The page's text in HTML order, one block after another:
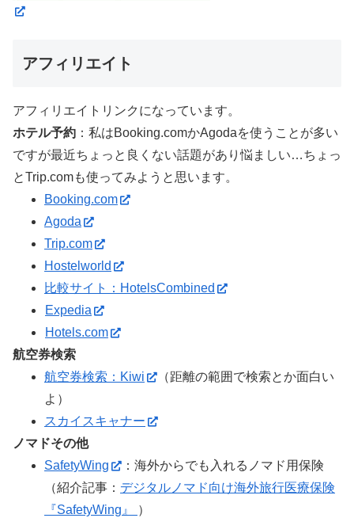
アフィリエイト
アフィリエイトリンクになっています。
ホテル予約 ：私はBooking.comかAgodaを使うことが多い
ですが最近ちょっと良くない話題があり悩ましい…ちょっ
とTrip.comも使ってみようと思います。
Booking.com
Agoda
Trip.com
Hostelworld
比較サイト：HotelsCombined
Expedia
Hotels.com
航空券検索
航空券検索：Kiwi
（距離の範囲で検索とか面白い
よ）
スカイスキャナー
ノマドその他
SafetyWing
：海外からでも入れるノマド用保険
（紹介記事： デジタルノマド向け海外旅行医療保険
『SafetyWing』
）